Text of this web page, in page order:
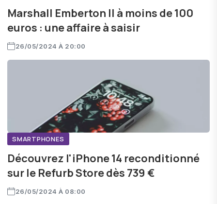
Marshall Emberton II à moins de 100
euros : une affaire à saisir
26/05/2024 À 20:00
SMARTPHONES
Découvrez l'iPhone 14 reconditionné
sur le Refurb Store dès 739 €
26/05/2024 À 08:00